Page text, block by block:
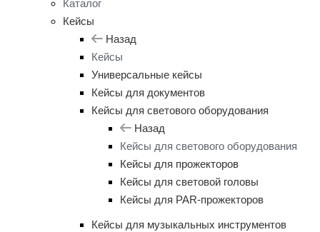
Каталог
Кейсы
Назад
Кейсы
Универсальные кейсы
Кейсы для документов
Кейсы для светового оборудования
Назад
Кейсы для светового оборудования
Кейсы для прожекторов
Кейсы для световой головы
Кейсы для PAR-прожекторов
Кейсы для музыкальных инструментов